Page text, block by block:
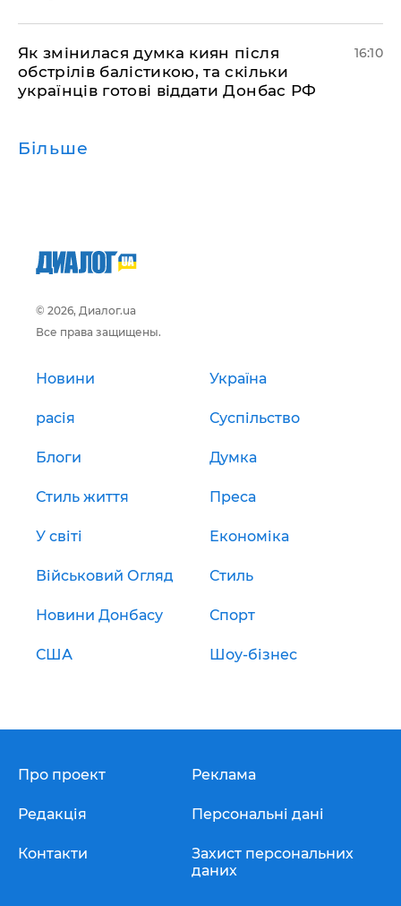
Як змінилася думка киян після
обстрілів балістикою, та скільки
українців готові віддати Донбас РФ
16:10
Більше
© 2026, Диалог.ua
Все права защищены.
Новини Україна
расія Суспільство
Блоги Думка
Стиль життя Преса
У світі Економіка
Військовий Огляд Стиль
Новини Донбасу Спорт
США Шоу-бізнес
Про проект
Редакція
Контакти
Реклама
Персональні дані
Захист персональних
даних